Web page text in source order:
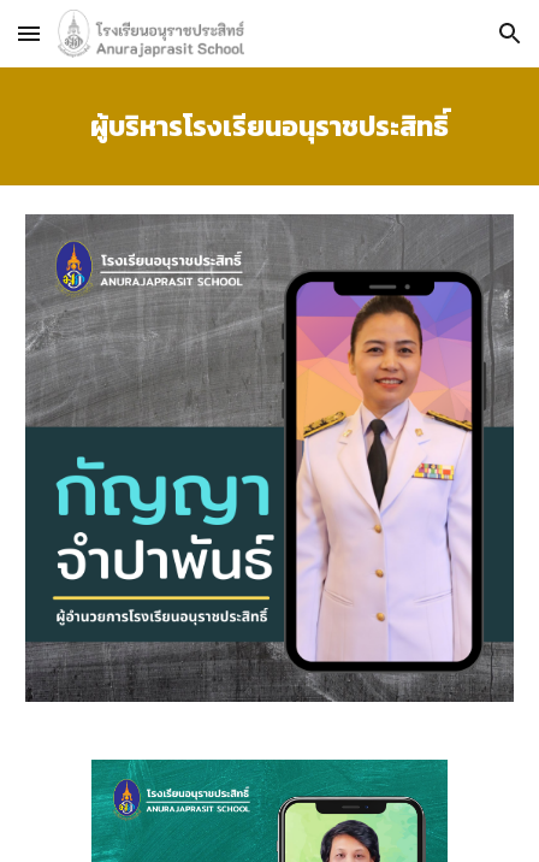
Skip to main content Skip to navigation
ผู้บริหารโรงเรียนอนุราชประสิทธิ์